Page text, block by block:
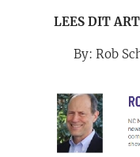
LEES DIT
By: Rob